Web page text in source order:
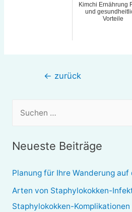
Kimchi Ernährung
und
Vorteile
← zurück
e
n
n
Neueste Beiträge
Planung für Ihre Wanderung
Arten von Staphylokokken-
Staphylokokken-Komplikationen